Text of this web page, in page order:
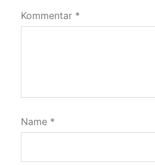
Kommentar *
Name *